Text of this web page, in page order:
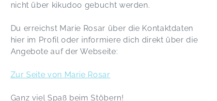
nicht über kikudoo gebucht werden.
Du erreichst Marie Rosar über die Kontaktdaten
hier im Profil oder informiere dich direkt über die
Angebote auf der Webseite:
Zur Seite von Marie Rosar
Ganz viel Spaß beim Stöbern!